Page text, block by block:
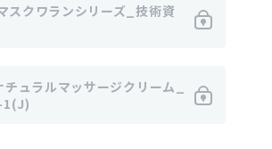
スクワランシリーズ_技術資
チュラルマッサージクリーム_
1(J)